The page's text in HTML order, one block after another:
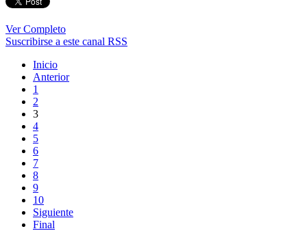
Ver Completo
Suscribirse a este canal RSS
Inicio
Anterior
1
2
3
4
5
6
7
8
9
10
Siguiente
Final